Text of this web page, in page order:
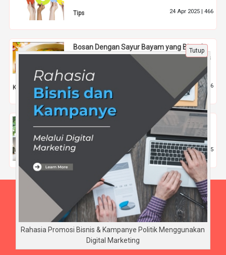
Tips 24 Apr 2025 | 466
Bosan Dengan Sayur Bayam yang Biasa?
Coba Saja Resep Sayur Bayam Kuah Pedas
dari Omela
Kuliner 15 Jan 2022 |2356
Kelas TOEFL Kilat: Raih Skor Tinggi dalam
Pendidikan 20 Apr 2025 |465
Beranda Tentang Kami
Disclaimer
Copyright © BudiArnaya.com 2026 - All rights reserved
Tutup
Rahasia Promosi Bisnis & Kampanye Politik Menggunakan
Digital Marketing